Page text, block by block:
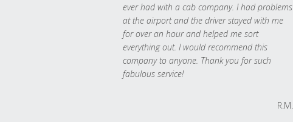
ever had with a cab company. I had problems
at the airport and the driver stayed with me
for over an hour and helped me sort
everything out. I would recommend this
company to anyone. Thank you for such
fabulous service!
R.M.